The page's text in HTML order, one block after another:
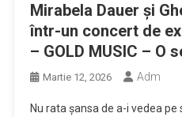
Mirabela Dauer și
într-un concert de
– GOLD MUSIC – O
Martie 12, 2026 Adm
Nu rata șansa de a-i vedea